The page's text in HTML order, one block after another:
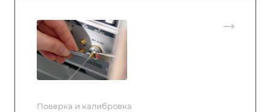
Поверка и калибровка